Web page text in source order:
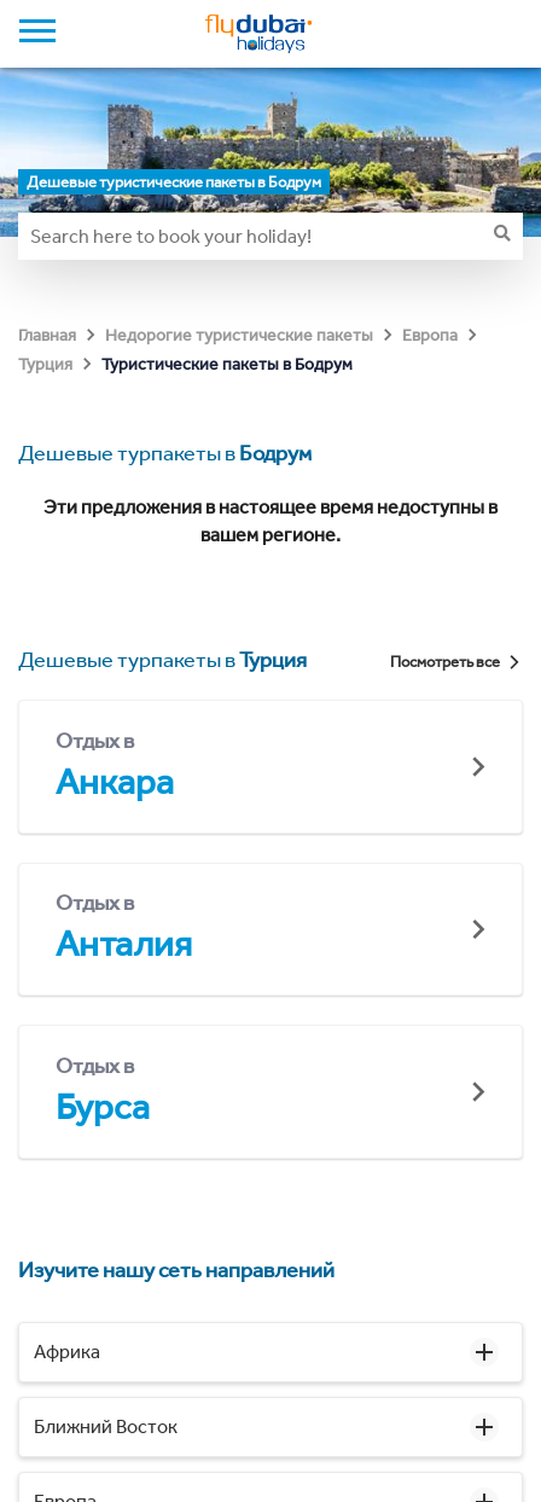
Дешевые туристические пакеты в Бодрум
Главная Недорогие туристические пакеты
Европа
Турция
Туристические пакеты в Бодрум
Дешевые турпакеты вБодрум
Эти предложения в настоящее время недоступны в
вашем регионе.
Дешевые турпакеты вТурция Посмотреть все
Отдых в
Анкара
Отдых в
Анталия
Отдых в
Бурса
Изучите нашу сеть направлений
Африка
Ближний Восток